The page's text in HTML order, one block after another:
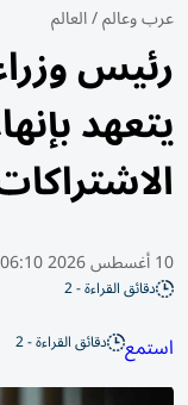
عرب وعالم/العالم
رئيس
يتعهد
10 أغسطس 2026 06:10 صباحًا
دقائق القراءة - 2
استمع دقائق القراءة - 2